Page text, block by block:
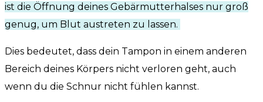
ist die Öffnung deines Gebärmutterhalses nur groß
genug, um Blut austreten zu lassen.
Dies bedeutet, dass dein Tampon in einem anderen
Bereich deines Körpers nicht verloren geht, auch
wenn du die Schnur nicht fühlen kannst.